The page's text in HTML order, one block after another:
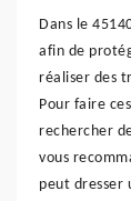
Dans le
afin de
réaliser des
Pour faire
rechercher
vous
peut dresser